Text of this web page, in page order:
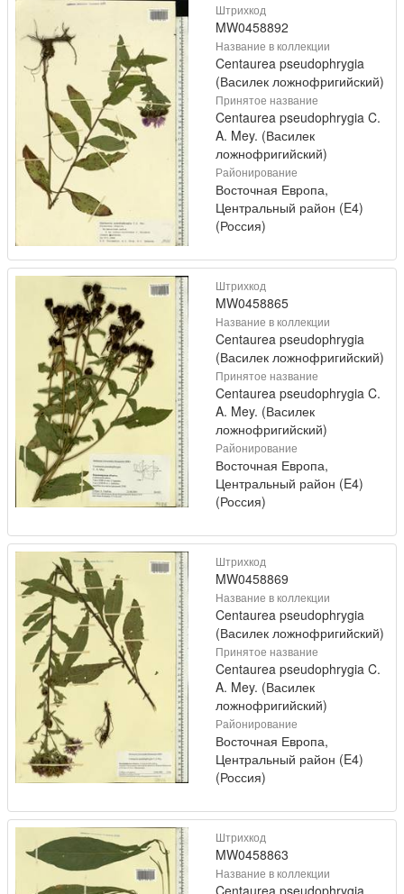
Штрихкод
MW0458892
Название в коллекции
Centaurea pseudophrygia
(Василек ложнофригийский)
Принятое название
Centaurea pseudophrygia C.
A. Mey. (Василек
ложнофригийский)
Районирование
Восточная Европа,
Центральный район (E4)
(Россия)
Штрихкод
MW0458865
Название в коллекции
Centaurea pseudophrygia
(Василек ложнофригийский)
Принятое название
Centaurea pseudophrygia C.
A. Mey. (Василек
ложнофригийский)
Районирование
Восточная Европа,
Центральный район (E4)
(Россия)
Штрихкод
MW0458869
Название в коллекции
Centaurea pseudophrygia
(Василек ложнофригийский)
Принятое название
Centaurea pseudophrygia C.
A. Mey. (Василек
ложнофригийский)
Районирование
Восточная Европа,
Центральный район (E4)
(Россия)
Штрихкод
MW0458863
Название в коллекции
Centaurea pseudophrygia